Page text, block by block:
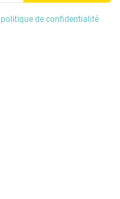
politique de confidentialité